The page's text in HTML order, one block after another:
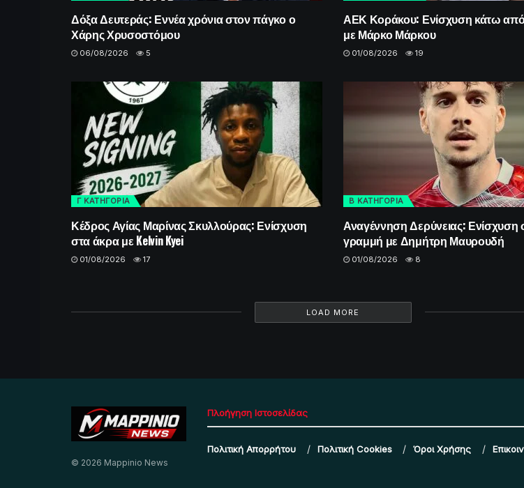
Δόξα Δευτεράς: Εννέα χρόνια στον πάγκο ο
Χάρης Χρυσοστόμου
06/08/2026 5
ΑΕΚ Κοράκου: Ενίσχυση κάτω από
με Μάρκο Μάρκου
01/08/2026 19
Γ ΚΑΤΗΓΟΡΙΑ
Κέδρος Αγίας Μαρίνας Σκυλλούρας: Ενίσχυση
στα άκρα με Kelvin Kyei
01/08/2026 17
Β ΚΑΤΗΓΟΡΙΑ
Αναγέννηση Δερύνειας: Ενίσχυση
γραμμή με Δημήτρη Μαυρουδή
01/08/2026 8
LOAD MORE
© 2026 Mappinio News
Πλοήγηση Ιστοσελίδας
Πολιτική Απορρήτου Πολιτική Cookies Όροι Χρήσης